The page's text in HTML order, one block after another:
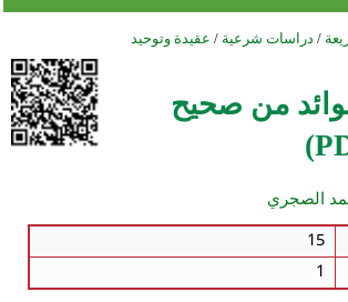
/ دراسات شرعية / عقيدة وتوحيد
من صحيح
الصجري
15
1